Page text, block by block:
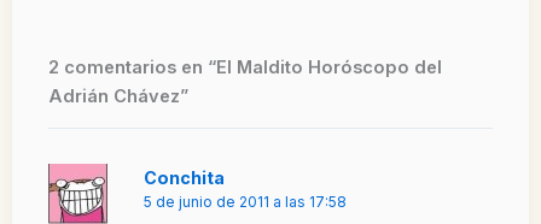
2 comentarios en “El Maldito Horóscopo del
Adrián Chávez”
Conchita
5 de junio de 2011 a las 17:58